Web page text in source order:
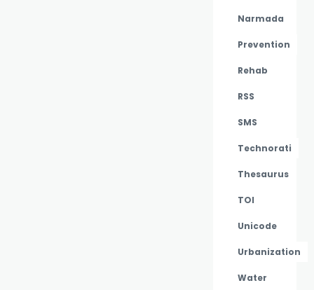
Narmada
Prevention
Rehab
RSS
SMS
Technorati
Thesaurus
TOI
Unicode
Urbanization
Water